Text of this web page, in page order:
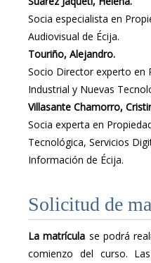
Socia especialista en
Audiovisual de Écija.
Touriño, Alejandro.
Socio Director experto en
Industrial y Nuevas
Villasante Chamorro,
Socia experta en
Tecnológica, Servicios
Información de Écija.
Solicitud de
La matrícula se podrá
comienzo del curso.